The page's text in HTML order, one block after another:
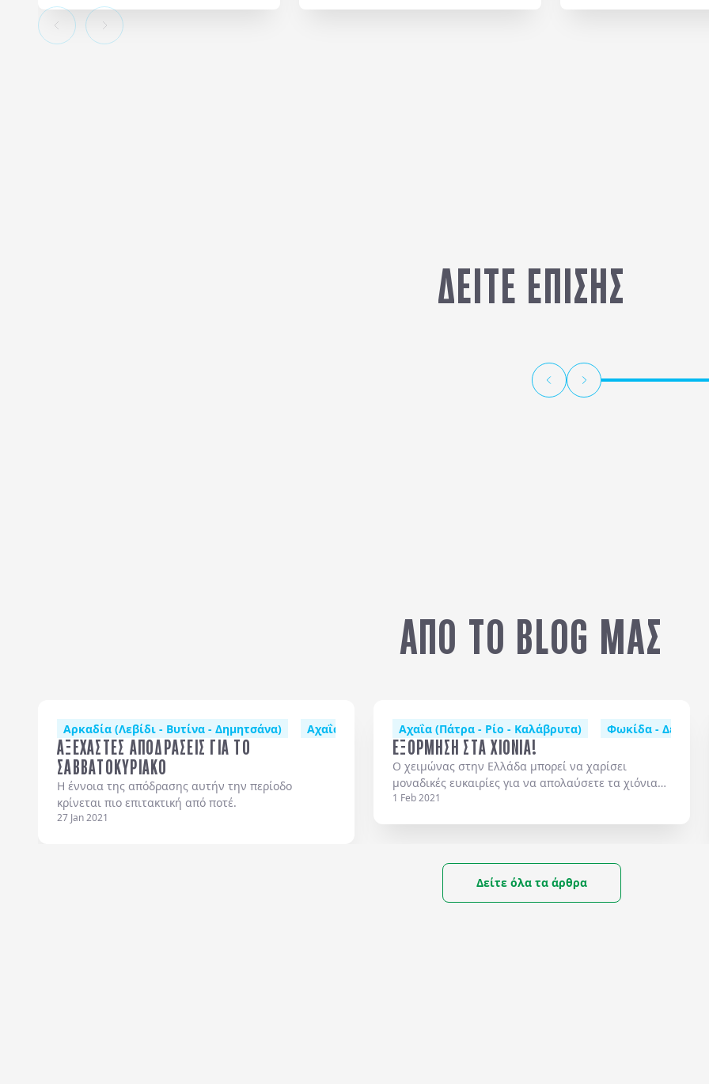
τοπίο, καθώς μοιάζει να έχει
λαξευτεί μέσα στον απότομο
βράχο. Σημαντικό προσκύνημα
μνήμης, ενώ η αρχιτεκτονική
περιόδους χαμηλής
ΔΕΙΤΕ ΕΠΙΣΗΣ
ΑΠΟ ΤΟ BLOG ΜΑΣ
Αρκαδία (Λεβίδι - Βυτίνα - Δημητσάνα) Αχαΐα (Πάτρα - Ρίο - Καλάβρυτα) Φωκίδα - Δελφοί - Αράχωβα -
ΑΞΕΧΑΣΤΕΣ ΑΠΟΔΡΑΣΕΙΣ ΓΙΑ ΤΟ
ΣΑΒΒΑΤΟΚΥΡΙΑΚΟ
Η έννοια της απόδρασης αυτήν την περίοδο
κρίνεται πιο επιτακτική από ποτέ.
27 Jan 2021
Αχαΐα (Πάτρα - Ρίο - Καλάβρυτα) Φωκίδα - Δελφοί
ΕΞΟΡΜΗΣΗ ΣΤΑ ΧΙΟΝΙΑ!
Ο χειμώνας στην Ελλάδα μπορεί να χαρίσει
μοναδικές ευκαιρίες για να απολαύσετε τα χιόνια
μαζί με όλες τις δραστηριότητες και τα αθλήματα
1 Feb 2021
Δείτε όλα τα άρθρα